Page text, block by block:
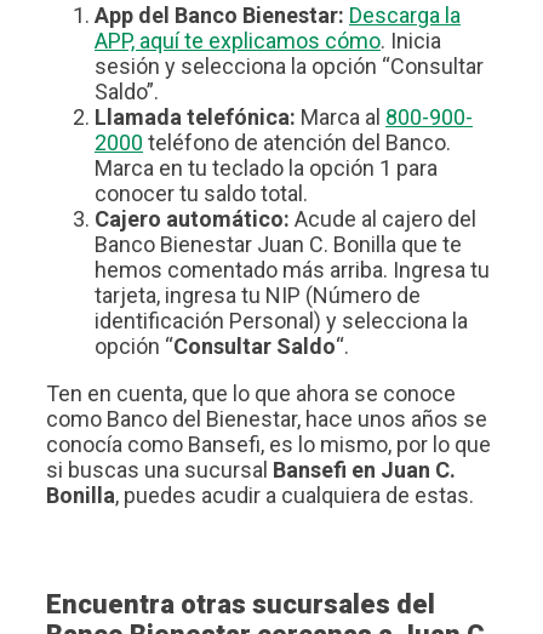
App del Banco Bienestar: Descarga la
APP, aquí te explicamos cómo. Inicia
sesión y selecciona la opción “Consultar
Saldo”.
Llamada telefónica: Marca al 800-900-
2000 teléfono de atención del Banco.
Marca en tu teclado la opción 1 para
conocer tu saldo total.
Cajero automático: Acude al cajero del
Banco Bienestar Juan C. Bonilla que te
hemos comentado más arriba. Ingresa tu
tarjeta, ingresa tu NIP (Número de
identificación Personal) y selecciona la
opción “Consultar Saldo“.
Ten en cuenta, que lo que ahora se conoce
como Banco del Bienestar, hace unos años se
conocía como Bansefi, es lo mismo, por lo que
si buscas una sucursal Bansefi en Juan C.
Bonilla, puedes acudir a cualquiera de estas.
Encuentra otras sucursales del